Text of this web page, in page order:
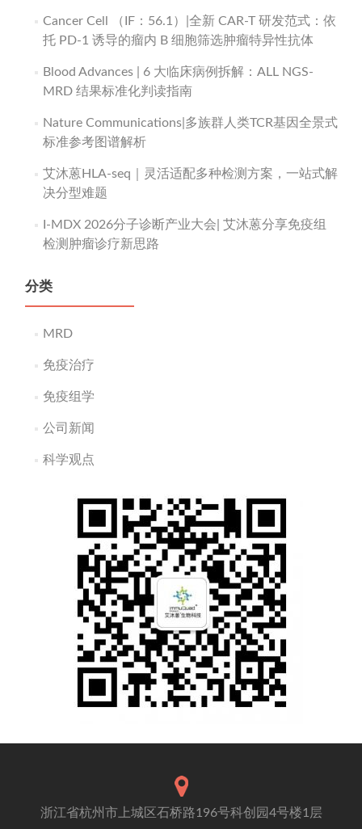
Cancer Cell （IF：56.1）|全新 CAR-T 研发范式：依
托 PD-1 诱导的瘤内 B 细胞筛选肿瘤特异性抗体
Blood Advances | 6 大临床病例拆解：ALL NGS-
MRD 结果标准化判读指南
Nature Communications|多族群人类TCR基因全景式
标准参考图谱解析
艾沐蒽HLA-seq｜灵活适配多种检测方案，一站式解
决分型难题
I-MDX 2026分子诊断产业大会| 艾沐蒽分享免疫组
检测肿瘤诊疗新思路
分类
MRD
免疫治疗
免疫组学
公司新闻
科学观点
浙江省杭州市上城区石桥路196号科创园4号楼1层